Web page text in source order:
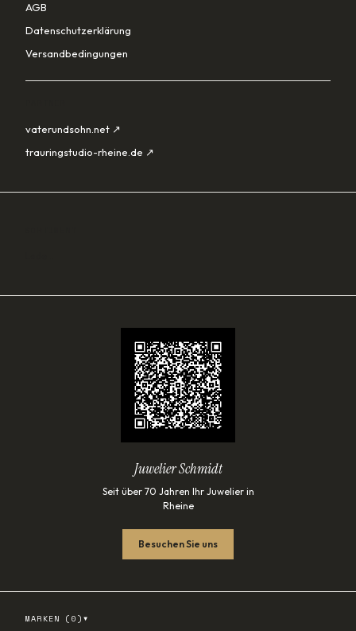
AGB
Datenschutzerklärung
Versandbedingungen
vaterundsohn.net ↗
trauringstudio-rheine.de ↗
Juwelier Schmidt
Seit über 70 Jahren Ihr Juwelier in
Rheine
Besuchen Sie uns
MARKEN ( 0 ) ▾